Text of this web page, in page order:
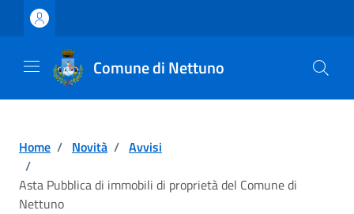
Vai ai contenuti
Vai al footer
Comune di Nettuno
Home / Novità / Avvisi
/
Asta Pubblica di immobili di proprietà del Comune di
Nettuno